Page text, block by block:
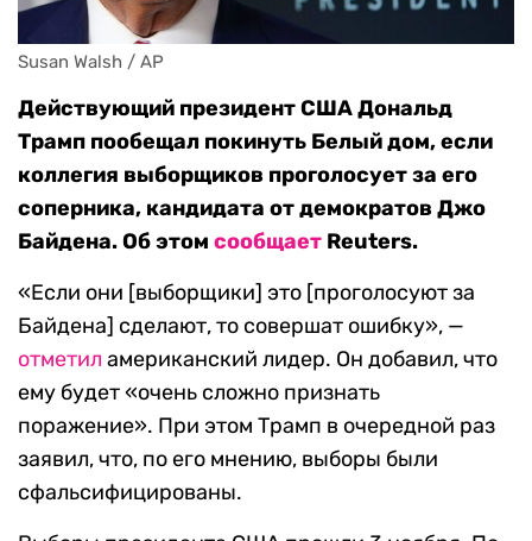
Susan Walsh / AP
Действующий президент США Дональд
Трамп пообещал покинуть Белый дом, если
коллегия выборщиков проголосует за его
соперника, кандидата от демократов Джо
Байдена. Об этом сообщает Reuters.
«Если они [выборщики] это [проголосуют за
Байдена] сделают, то совершат ошибку», —
отметил американский лидер. Он добавил, что
ему будет «очень сложно признать
поражение». При этом Трамп в очередной раз
заявил, что, по его мнению, выборы были
сфальсифицированы.